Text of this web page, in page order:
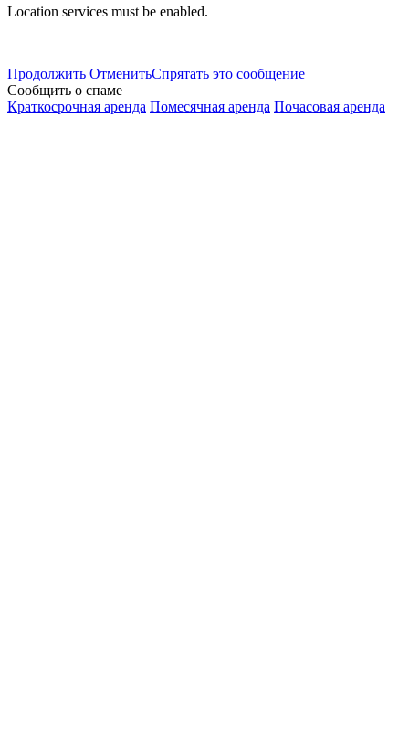
Location services must be enabled.
Продолжить ОтменитьСпрятать это сообщение
Сообщить о спаме
Краткосрочная аренда Помесячная аренда Почасовая аренда